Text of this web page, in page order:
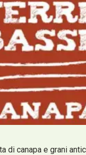
di canapa e grani